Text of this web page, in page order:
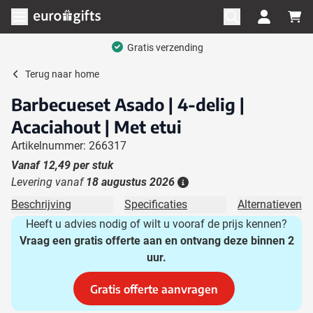
Ga naar de inhoud
Menu openen
Gratis verzending
Terug naar home
Barbecueset Asado | 4-delig |
Acaciahout | Met etui
Artikelnummer: 266317
Vanaf 12,49 per stuk
Levering vanaf 18 augustus 2026
Beschrijving Specificaties
Alternatieven
Heeft u advies nodig of wilt u vooraf de prijs kennen?
Vraag een gratis offerte aan en ontvang deze binnen 2
uur.
Gratis offerte aanvragen